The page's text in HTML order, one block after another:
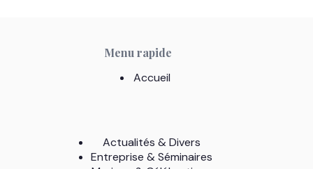
Menu rapide
Accueil
Actualités & Divers
Entreprise & Séminaires